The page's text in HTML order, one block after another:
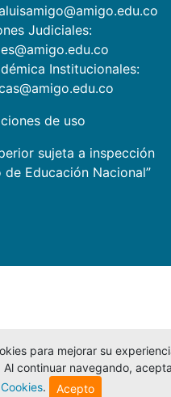
Judiciales:
Institucionales:
de uso
sujeta a inspección
Educación Nacional”
para mejorar su
continuar navegando,
. Acepto